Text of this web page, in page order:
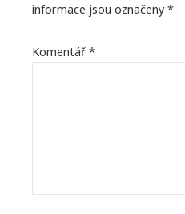
informace jsou označeny *
Komentář *